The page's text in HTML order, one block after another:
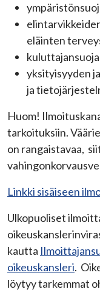
eläinten
kuluttajansuoja
yksityisyyden
ja
Huom!
tarkoituksiin.
on rangaistavaa,
Linkki sisäiseen
Ulkopuoliset
kautta
oikeuskansleri.
löytyy tarkemmat